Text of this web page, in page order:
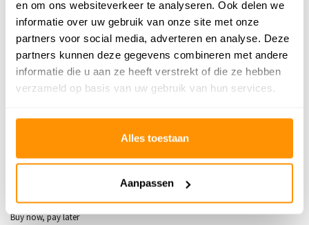
en om ons websiteverkeer te analyseren. Ook delen we
informatie over uw gebruik van onze site met onze
partners voor social media, adverteren en analyse. Deze
partners kunnen deze gegevens combineren met andere
informatie die u aan ze heeft verstrekt of die ze hebben
verzameld op basis van uw gebruik van hun services.
Alles toestaan
Aanpassen
Adviesprijs319,95
Je bespaart 70 euro
Buy now, pay later
Vloerverwarming Ja
buiten?
Binnen
Anti allergie Nee